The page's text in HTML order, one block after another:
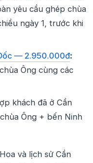
yêu cầu ghép chùa
ngày 1, trước khi
— 2.950.000đ:
Ông cùng các
khách đã ở Cần
Ông + bến Ninh
và lịch sử Cần